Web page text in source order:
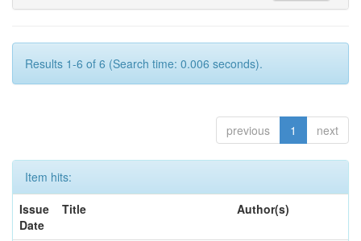
Results 1-6 of 6 (Search time: 0.006 seconds).
previous 1 next
Item hits:
Issue
Date
Title Author(s)